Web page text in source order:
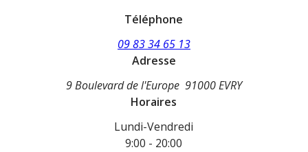
Téléphone
09 83 34 65 13
Adresse
9 Boulevard de l'Europe 91000 EVRY
Horaires
Lundi-Vendredi
9:00 - 20:00